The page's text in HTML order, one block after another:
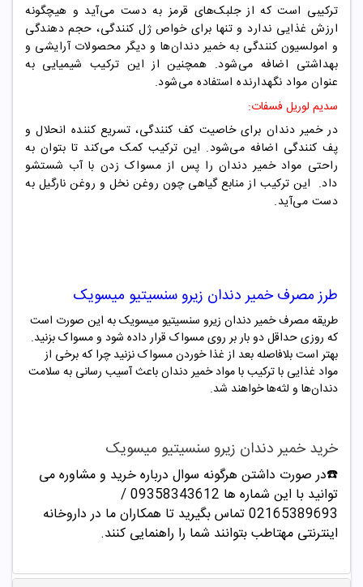
ترکیبی است که از جلبک‌های قرمز به دست می‌آید و هیچگونه
ارزش غذایی ندارد و تنها برای خواص ژل کنندگی، حجم دهندگی
و امولسیون کنندگی به خمیر دندان‌ها و دیگر محصولات آرایشی و
بهداشتی اضافه می‌شود. همچنین از این ترکیب شیمیایی به
عنوان مواد نگهدارنده استفاده می‌شود.
سدیم لوریل فسفات:
در خمیر دندان برای خاصیت کف کنندگی، تسریع کننده انحلال و
پف کنندگی اضافه می‌شود. این ترکیب کمک می‌کند تا بتوان به
راحتی مواد خمیر دندان را پس از مسواک زدن با آب شستشو
داد. این ترکیب از منابع گیاهی چون روغن نخل و روغن نارگیل به
دست می‌آید.
طرز مصرف خمیر دندان زیرو سنسیتیو میسویک
طریقه مصرف خمیر دندان زیرو سنسیتیو میسویک به این صورت است
که روزی حداقل دو بار بر روی مسواک قرار داده شود و مسواک بزنید.
بهتر است بلافاصله بعد از غذا خوردن مسواک نزنید چرا که برخی از
مواد غذایی با ترکیب با مواد خمیر دندان باعث آسیب رسانی به سلامت
دندان‌ها و لثه‌ها خواهند شد.
خرید خمیر دندان زیرو سنسیتیو میسویک
☎️در صورت داشتن هرگونه سوال درباره خرید و مشاوره می
توانید با این شماره ها 09358343612 /
02165389693تماس بگیرید تا همکاران ما در داروخانه
اینترنتی مهتاطب بتوانند شما را راهنمایی کنند.